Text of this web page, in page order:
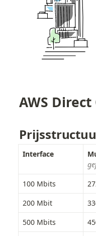
AWS
Interface
100 Mbits
200 Mbit
500 Mbits